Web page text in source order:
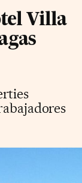
Villa